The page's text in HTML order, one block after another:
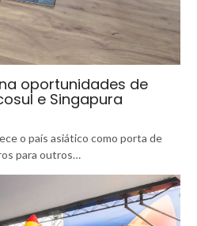
oportunidades de
e Singapura
o país asiático como porta de
para outros…